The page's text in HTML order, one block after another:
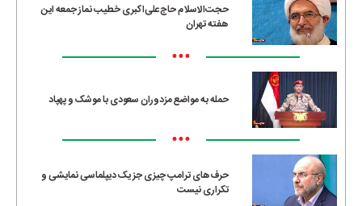
حجت‌الاسلام حاج‌علی‌اکبری خطیب نماز جمعه این
هفته تهران
•••
حمله به مواضع مزدوران سعودی با موشک و پهپاد
•••
حرف‌های ترامپ چیزی جز یک دیپلماسی نمایشی و
تکراری نیست